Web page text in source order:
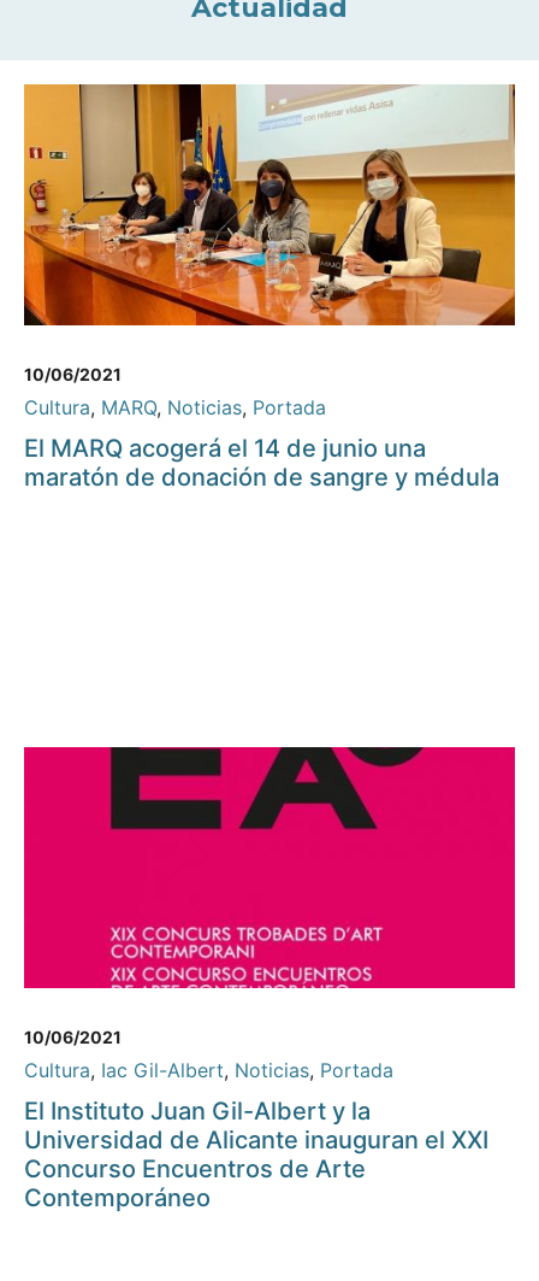
Actualidad
10/06/2021
Cultura, MARQ, Noticias, Portada
El MARQ acogerá el 14 de junio una
maratón de donación de sangre y médula
10/06/2021
Cultura, Iac Gil-Albert, Noticias, Portada
El Instituto Juan Gil-Albert y la
Universidad de Alicante inauguran el XXI
Concurso Encuentros de Arte
Contemporáneo